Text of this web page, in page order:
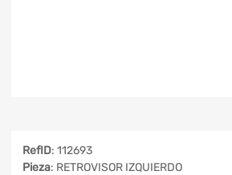
RefID: 112693
Pieza: RETROVISOR IZQUIERDO